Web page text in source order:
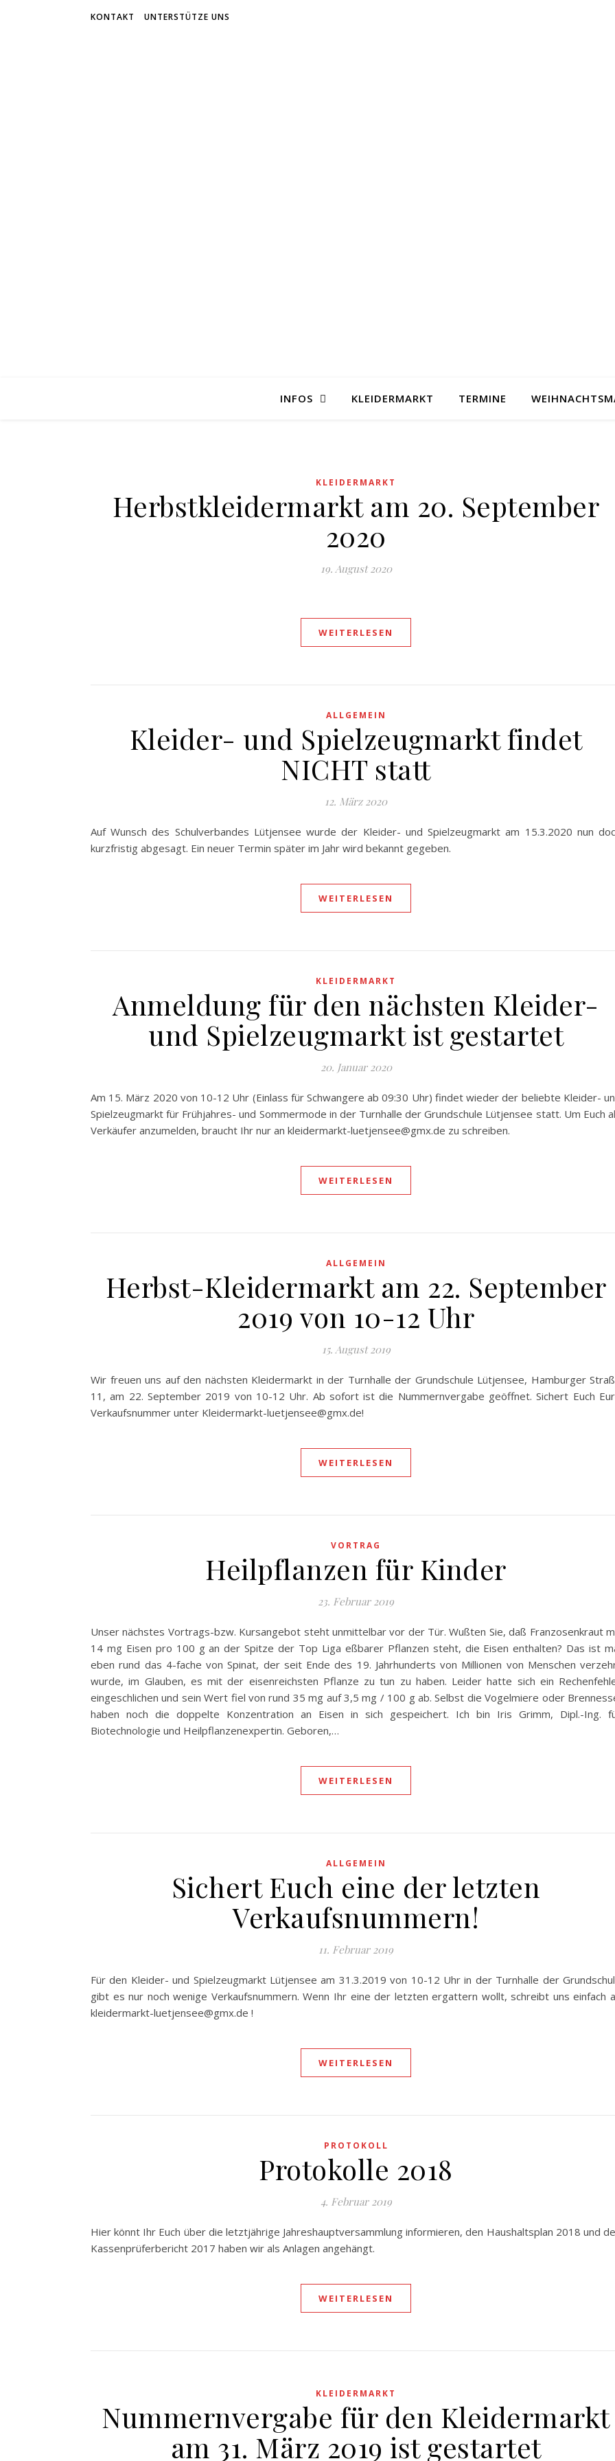
KONTAKT UNTERSTÜTZE UNS
INFOS KLEIDERMARKT TERMINE
KLEIDERMARKT
Herbstkleidermarkt am 20. September
2020
19. August 2020
WEITERLESEN
ALLGEMEIN
Kleider- und Spielzeugmarkt findet
NICHT statt
12. März 2020
Auf Wunsch des Schulverbandes Lütjensee wurde der Kleider- und Spielzeugmarkt am 15.3.2020 nun
kurzfristig abgesagt. Ein neuer Termin später im Jahr wird bekannt gegeben.
WEITERLESEN
KLEIDERMARKT
Anmeldung für den nächsten Kleider-
und Spielzeugmarkt ist gestartet
20. Januar 2020
Am 15. März 2020 von 10-12 Uhr (Einlass für Schwangere ab 09:30 Uhr) findet wieder der beliebte Kleider-
Spielzeugmarkt für Frühjahres- und Sommermode in der Turnhalle der Grundschule Lütjensee statt. Um Euch
Verkäufer anzumelden, braucht Ihr nur an kleidermarkt-luetjensee@gmx.de zu schreiben.
WEITERLESEN
ALLGEMEIN
Herbst-Kleidermarkt am 22. September
2019 von 10-12 Uhr
15. August 2019
Wir freuen uns auf den nächsten Kleidermarkt in der Turnhalle der Grundschule Lütjensee, Hamburger
11, am 22. September 2019 von 10-12 Uhr. Ab sofort ist die Nummernvergabe geöffnet. Sichert Euch
Verkaufsnummer unter Kleidermarkt-luetjensee@gmx.de!
WEITERLESEN
VORTRAG
Heilpflanzen für Kinder
23. Februar 2019
Unser nächstes Vortrags-bzw. Kursangebot steht unmittelbar vor der Tür. Wußten Sie, daß Franzosenkraut
14 mg Eisen pro 100 g an der Spitze der Top Liga eßbarer Pflanzen steht, die Eisen enthalten? Das ist
eben rund das 4-fache von Spinat, der seit Ende des 19. Jahrhunderts von Millionen von Menschen
wurde, im Glauben, es mit der eisenreichsten Pflanze zu tun zu haben. Leider hatte sich ein
eingeschlichen und sein Wert fiel von rund 35 mg auf 3,5 mg / 100 g ab. Selbst die Vogelmiere oder
haben noch die doppelte Konzentration an Eisen in sich gespeichert. Ich bin Iris Grimm, Dipl.-Ing.
Biotechnologie und Heilpflanzenexpertin. Geboren,…
WEITERLESEN
ALLGEMEIN
Sichert Euch eine der letzten
Verkaufsnummern!
11. Februar 2019
Für den Kleider- und Spielzeugmarkt Lütjensee am 31.3.2019 von 10-12 Uhr in der Turnhalle der
gibt es nur noch wenige Verkaufsnummern. Wenn Ihr eine der letzten ergattern wollt, schreibt uns einfach
kleidermarkt-luetjensee@gmx.de !
WEITERLESEN
PROTOKOLL
Protokolle 2018
4. Februar 2019
Hier könnt Ihr Euch über die letztjährige Jahreshauptversammlung informieren, den Haushaltsplan 2018 und
Kassenprüferbericht 2017 haben wir als Anlagen angehängt.
WEITERLESEN
KLEIDERMARKT
Nummernvergabe für den Kleidermarkt
am 31. März 2019 ist gestartet